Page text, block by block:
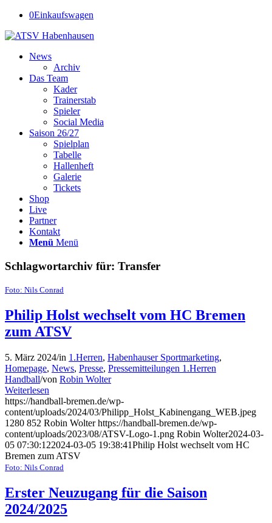
0Einkaufswagen
News
Archiv
Das Team
Kader
Trainerstab
Spieler
Social Media
Saison 26/27
Spielplan
Tabelle
Hallenheft
Galerie
Tickets
Shop
Live
Partner
Kontakt
Menü Menü
Schlagwortarchiv für: Transfer
Foto: Nils Conrad
Philip Holst wechselt vom HC Bremen
zum ATSV
5. März 2024/in 1.Herren, Habenhauser Sportmarketing,
Homepage, News, Presse, Pressemitteilungen 1.Herren
Handball/von Robin Wolter
Weiterlesen
https://handball-bremen.de/wp-
content/uploads/2024/03/Philipp_Holst_Kabinengang_WEB.jpeg
1280 852 Robin Wolter https://handball-bremen.de/wp-
content/uploads/2023/08/ATSV-Logo-1.png Robin Wolter2024-03-
05 07:30:122024-03-05 19:38:41Philip Holst wechselt vom HC
Bremen zum ATSV
Foto: Nils Conrad
Erster Neuzugang für die Saison
2024/2025